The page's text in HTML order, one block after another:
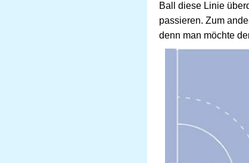
Ball diese Linie
passieren. Zum
denn man möchte